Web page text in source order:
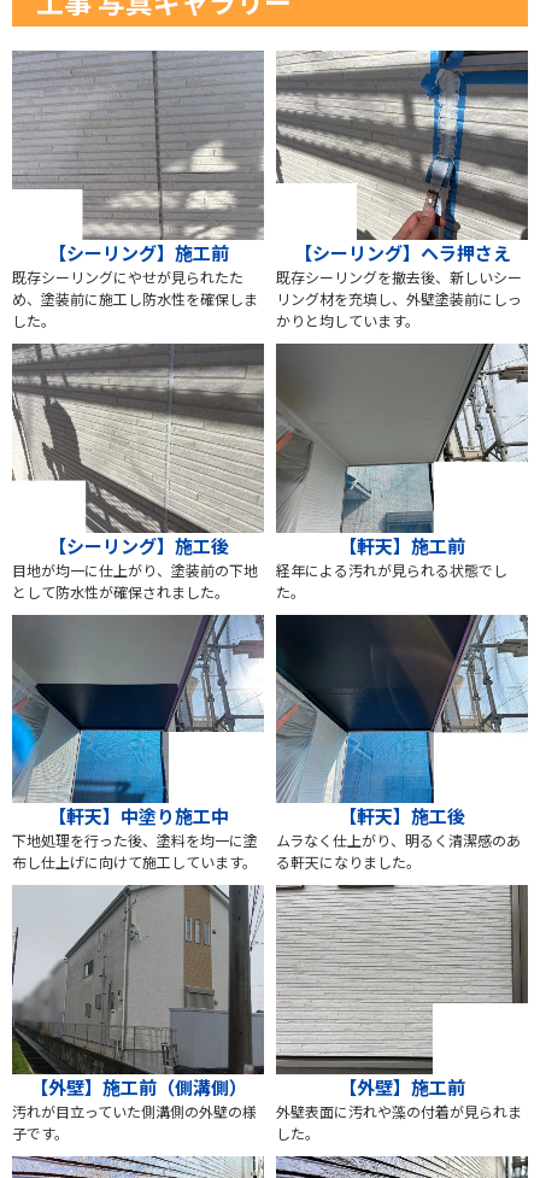
【シーリング】施工前
既存シーリングにやせが見られたた
め、塗装前に施工し防水性を確保しま
した。
【シーリング】ヘラ押さえ
既存シーリングを撤去後、新しいシー
リング材を充填し、外壁塗装前にしっ
かりと均しています。
【シーリング】施工後
目地が均一に仕上がり、塗装前の下地
として防水性が確保されました。
【軒天】施工前
経年による汚れが見られる状態でし
た。
【軒天】中塗り施工中
下地処理を行った後、塗料を均一に塗
布し仕上げに向けて施工しています。
【軒天】施工後
ムラなく仕上がり、明るく清潔感のあ
る軒天になりました。
【外壁】施工前（側溝側）
汚れが目立っていた側溝側の外壁の様
子です。
【外壁】施工前
外壁表面に汚れや藻の付着が見られま
した。